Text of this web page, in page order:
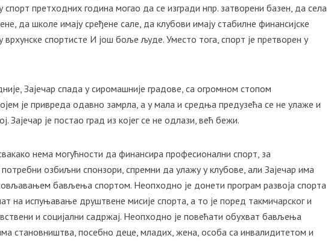
спорт претходних година могао да се изгради нпр. затворени базен, да села
да школе имају сређене сале, да клубови имају стабилне финансијске
врхунске спортисте И још боље људе. Уместо тога, спорт је претворен у
Зајечар спада у сиромашније градове, са огромном стопом
је привреда одавно замрла, а у мала и средња предузећа се не улаже и
Зајечар је постао град из којег се не одлази, већ бежи.
нема могућности да финансира професионални спорт, за
озбиљни спонзори, спремни да улажу у клубове, али Зајечар има
бављења спортом. Неопходно је донети програм развоја спорта
на испуњавање друштвене мисије спорта, а то је поред такмичарског и
и социјални садржај. Неопходно је повећати обухват бављења
становништва, посебно деце, младих, жена, особа са инвалидитетом и